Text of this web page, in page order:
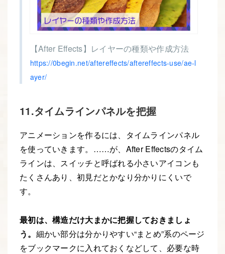
【After Effects】レイヤーの種類や作成方法
https://0begin.net/aftereffects/aftereffects-use/ae-l
ayer/
11.タイムラインパネルを把握
アニメーションを作るには、タイムラインパネル
を使っていきます。……が、After Effectsのタイム
ラインは、スイッチと呼ばれる小さいアイコンも
たくさんあり、初見だとかなり分かりにくいで
す。
最初は、構造だけ大まかに把握しておきましょ
う。 細かい部分は分かりやすい“まとめ”系のページ
をブックマークに入れておくなどして、必要な時